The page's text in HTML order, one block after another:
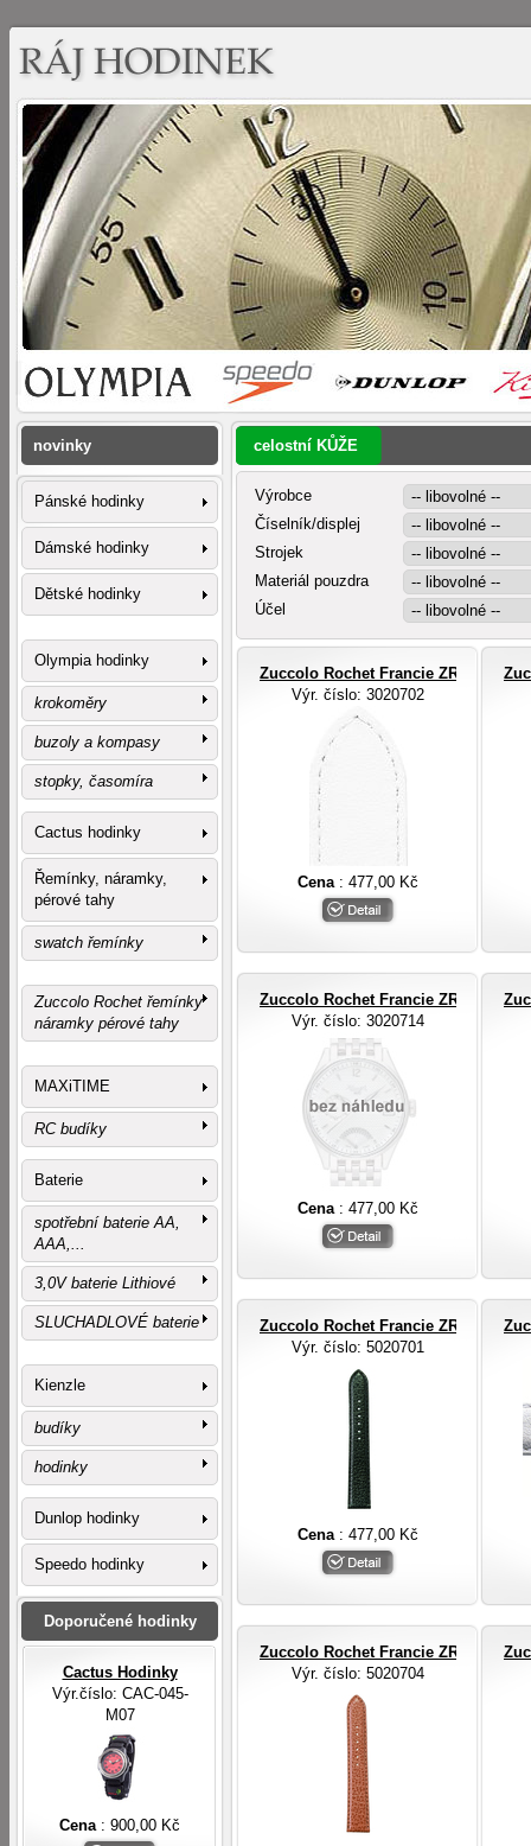
celostní KŮŽE
Výrobce
Číselník/displej
Strojek
Materiál pouzdra
Účel
Zuccolo Rochet Francie ZRC
Výr. číslo: 3020702
Cena : 477,00 Kč
Zuccolo Rochet Francie ZRC
Výr. číslo: 3020714
Cena : 477,00 Kč
Zuccolo Rochet Francie ZRC
Výr. číslo: 5020701
Cena : 477,00 Kč
Zuccolo Rochet Francie ZRC
Výr. číslo: 5020704
novinky
Pánské hodinky
Dámské hodinky
Dětské hodinky
Olympia hodinky
krokoměry
buzoly a kompasy
stopky, časomíra
Cactus hodinky
Řemínky, náramky,
pérové tahy
swatch řemínky
Zuccolo Rochet řemínky
náramky pérové tahy
MAXiTIME
RC budíky
Baterie
spotřební baterie AA,
AAA,...
3,0V baterie Lithiové
SLUCHADLOVÉ baterie
Kienzle
budíky
hodinky
Dunlop hodinky
Speedo hodinky
Doporučené hodinky
Cactus Hodinky
Výr.číslo: CAC-045-
M07
Cena : 900,00 Kč